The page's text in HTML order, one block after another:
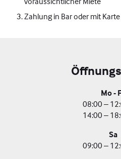
Zahlung in Bar oder mit Karte
Mo -
08:00 –
14:00 –
Sa
09:00 –